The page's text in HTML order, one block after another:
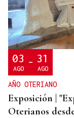
CONATO
Vídeo | Se
cantera de
03
AGO - 31
AGO
AÑO OTERIANO
Exposición |
Oterianos